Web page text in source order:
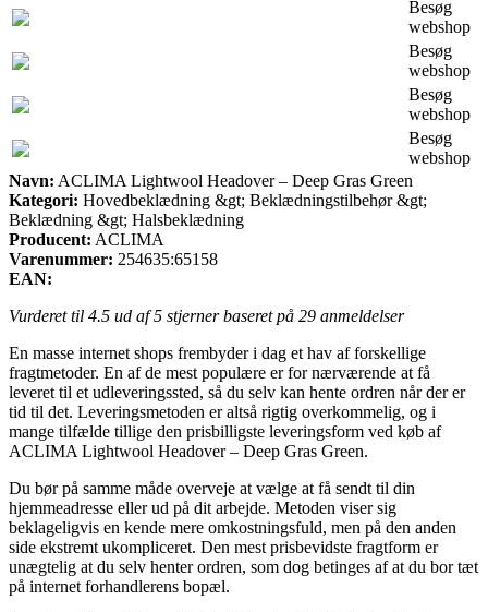
Besøg
webshop
Besøg
webshop
Besøg
webshop
Besøg
webshop
Navn: ACLIMA Lightwool Headover – Deep Gras Green
Kategori: Hovedbeklædning &gt; Beklædningstilbehør &gt;
Beklædning &gt; Halsbeklædning
Producent: ACLIMA
Varenummer: 254635:65158
EAN:
Vurderet til 4.5 ud af 5 stjerner baseret på 29 anmeldelser
En masse internet shops frembyder i dag et hav af forskellige
fragtmetoder. En af de mest populære er for nærværende at få
leveret til et udleveringssted, så du selv kan hente ordren når der er
tid til det. Leveringsmetoden er altså rigtig overkommelig, og i
mange tilfælde tillige den prisbilligste leveringsform ved køb af
ACLIMA Lightwool Headover – Deep Gras Green.
Du bør på samme måde overveje at vælge at få sendt til din
hjemmeadresse eller ud på dit arbejde. Metoden viser sig
beklageligvis en kende mere omkostningsfuld, men på den anden
side ekstremt ukompliceret. Den mest prisbevidste fragtform er
unægtelig at du selv henter ordren, som dog betinges af at du bor tæt
på internet forhandlerens bopæl.